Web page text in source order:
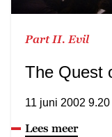
Part II. Evil
The Quest
11 juni 2002
Lees meer